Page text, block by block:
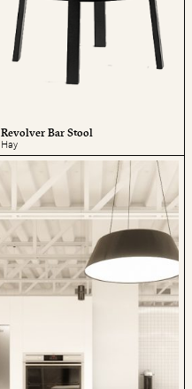
Revolver Bar Stool
Hay